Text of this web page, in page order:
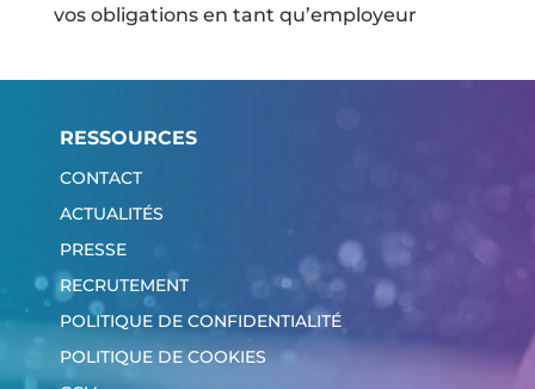
vos obligations en tant qu’employeur
RESSOURCES
CONTACT
ACTUALITÉS
PRESSE
RECRUTEMENT
POLITIQUE DE CONFIDENTIALITÉ
POLITIQUE DE COOKIES